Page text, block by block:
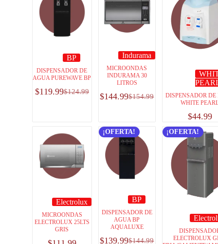
BP
DISPENSADOR DE
AGUA PUREWAVE BP
$124.99
$119.99
Indurama
MICROONDAS
INDURAMA 30
LITROS
$154.99
$144.99
DISPENSADOR DE
WHITE
$44.99
Electrolux
MICROONDAS
ELECTROLUX 25LTS
GRIS
¡OFERTA!
BP
DISPENSADOR DE
AGUA BP
AQUALUXE
$144.99
$139.99
¡OFERTA!
ELECTROLUX